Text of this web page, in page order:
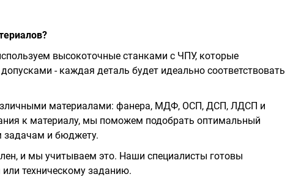
высокоточные станками с ЧПУ, которые
- каждая деталь будет идеально соответствовать
материалами: фанера, МДФ, OСП, ДСП, ЛДСП и
к материалу, мы поможем подобрать оптимальный
задачам и бюджету.
и мы учитываем это. Наши специалисты готовы
техническому заданию.